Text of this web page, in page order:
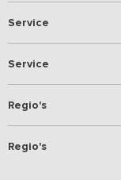
Service
Service
Regio's
Regio's